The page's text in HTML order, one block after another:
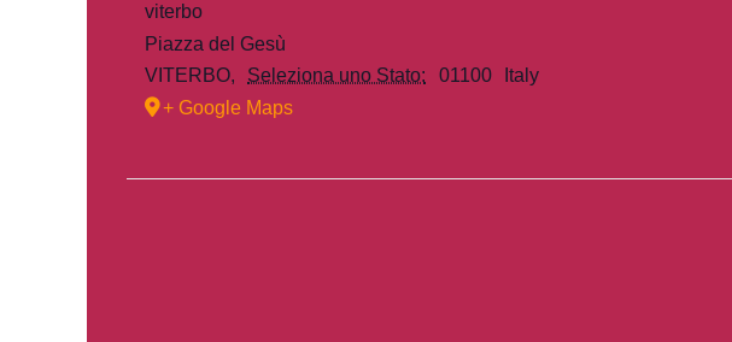
viterbo
Piazza del Gesù
VITERBO, Seleziona uno Stato: 01100
Italy
+ Google Maps